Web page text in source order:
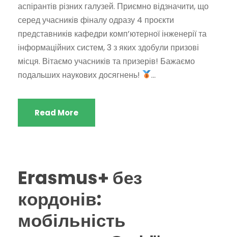
аспірантів різних галузей. Приємно відзначити, що
серед учасників фіналу одразу 4 проєкти
представників кафедри комп’ютерної інженерії та
інформаційних систем, 3 з яких здобули призові
місця. Вітаємо учасників та призерів! Бажаємо
подальших наукових досягнень!
...
Read More
Erasmus+ без
кордонів:
мобільність